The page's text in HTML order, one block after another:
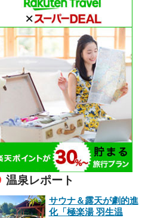
温泉レポート
サウナ＆露天が劇的進
化「極楽湯 羽生温